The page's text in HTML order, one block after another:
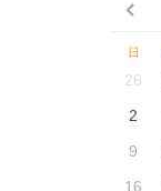
日
26
2
9
16